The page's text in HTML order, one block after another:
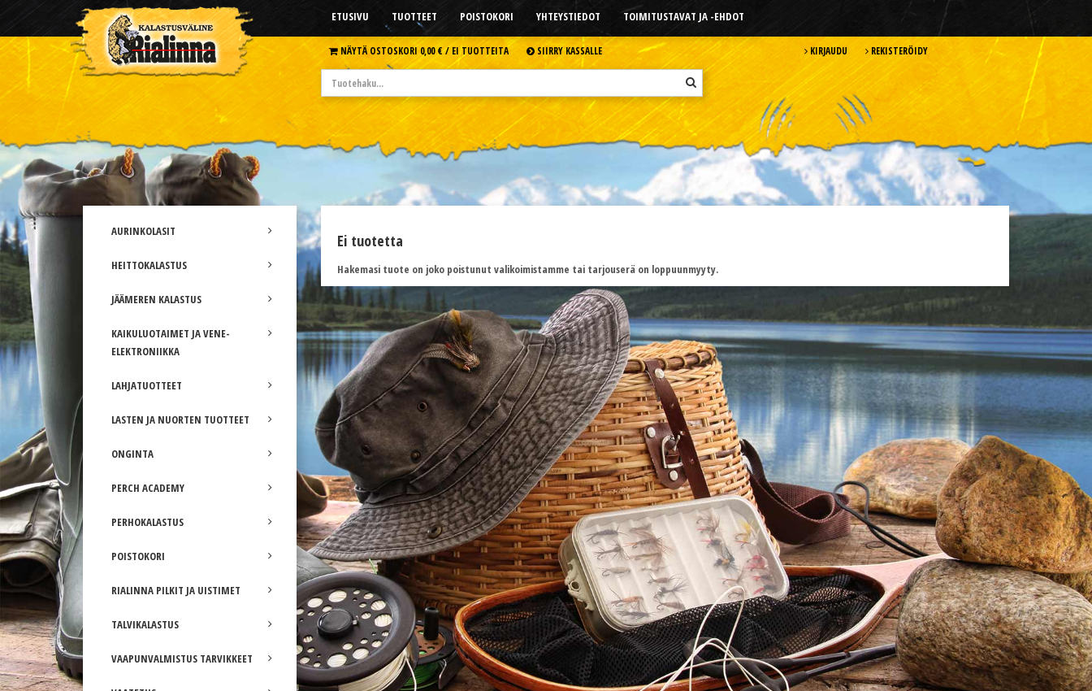
ETUSIVU TUOTTEET POISTOKORI YHTEYSTIEDOT TOIMITUSTAVAT JA -EHDOT
NÄYTÄ OSTOSKORI 0,00 € /EI TUOTTEITA SIIRRY KASSALLE KIRJAUDU REKISTERÖIDY
AURINKOLASIT
HEITTOKALASTUS
JÄÄMEREN KALASTUS
KAIKULUOTAIMET JA VENE-
ELEKTRONIIKKA
LAHJATUOTTEET
LASTEN JA NUORTEN TUOTTEET
ONGINTA
PERCH ACADEMY
PERHOKALASTUS
POISTOKORI
RIALINNA PILKIT JA UISTIMET
TALVIKALASTUS
VAAPUNVALMISTUS TARVIKKEET
Ei tuotetta
Hakemasi tuote on joko poistunut valikoimistamme tai tarjouserä on loppuunmyyty.